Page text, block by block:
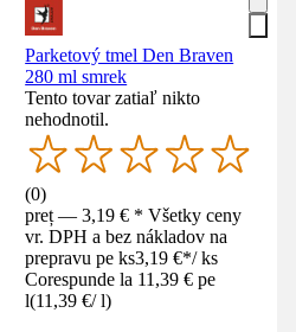
Parketový tmel Den Braven
280 ml smrek
Tento tovar zatiaľ nikto
nehodnotil.
(0)
preț — 3,19 € * Všetky ceny
vr. DPH a bez nákladov na
prepravu pe ks3,19 €*/ ks
Corespunde la 11,39 € pe
l(11,39 €/ l)